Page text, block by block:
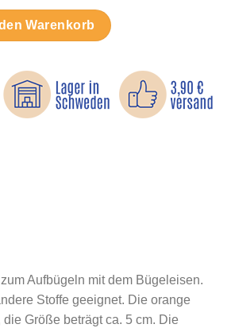
Menge
Warenkorb
Aufbügeln mit dem Bügeleisen.
Stoffe geeignet. Die orange
die Größe beträgt ca. 5 cm. Die